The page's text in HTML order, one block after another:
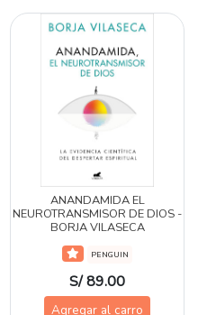
ANANDAMIDA EL
NEUROTRANSMISOR DE DIOS -
BORJA VILASECA
PENGUIN
S/ 89.00
Agregar al carro